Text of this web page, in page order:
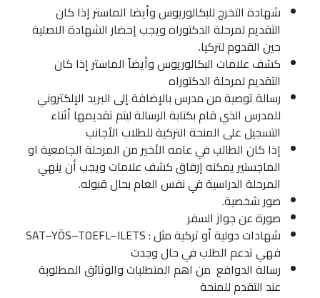
شهادة التخرج للبكالوريوس وأيضا الماستر إذا كان
التقديم لمرحلة الدكتوراه ويجب إحضار الشهادة الاصلية
حين القدوم لتركيا.
كشف علامات البكالوريوس وأيضاً الماستر إذا كان
التقديم لمرحلة الدكتوراه
رسالة توصية من مدرس بالإضافة إلى البريد الإلكتروني
للمدرس الذي قام بكتابة الرسالة ليتم تقديمها أثناء
التسجيل على المنحة التركية للطلاب الأجانب
إذا كان الطالب في عامه الأخير من المرحلة الجامعية او
الماجستير يمكنه إرفاق كشف علامات ويجب أن ينهي
المرحلة الدراسية في نفس العام بحال قبوله.
صور شخصية.
صورة عن جواز السفر
شهادات دولية أو تركية مثل :
SAT–YÖS–TOEFL–ILETS
فهي تدعم الطلب في حال وجدت
رسالة الدوافع من اهم المتطلبات والوثائق المطلوبة
عند التقدم للمنحة